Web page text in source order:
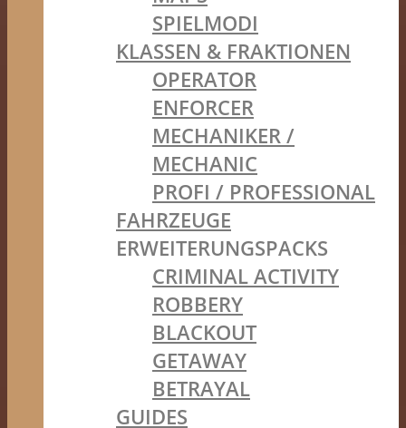
SPIELMODI
KLASSEN & FRAKTIONEN
OPERATOR
ENFORCER
MECHANIKER /
MECHANIC
PROFI / PROFESSIONAL
FAHRZEUGE
ERWEITERUNGSPACKS
CRIMINAL ACTIVITY
ROBBERY
BLACKOUT
GETAWAY
BETRAYAL
GUIDES